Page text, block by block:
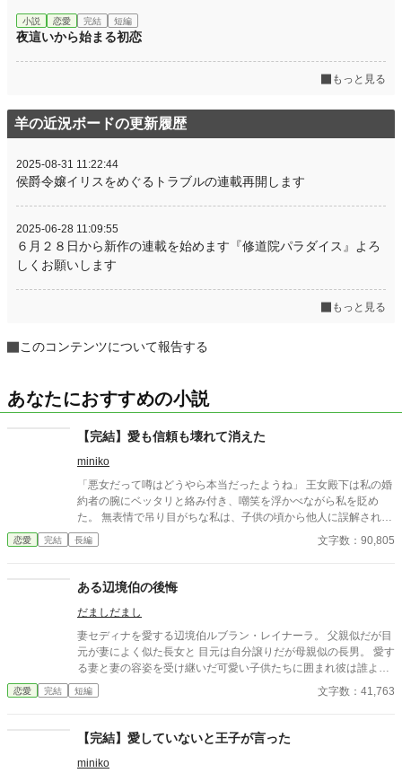
小説 恋愛 完結 短編
夜這いから始まる初恋
もっと見る
羊の近況ボードの更新履歴
2025-08-31 11:22:44
侯爵令嬢イリスをめぐるトラブルの連載再開します
2025-06-28 11:09:55
６月２８日から新作の連載を始めます『修道院パラダイス』よろ
しくお願いします
もっと見る
このコンテンツについて報告する
あなたにおすすめの小説
【完結】愛も信頼も壊れて消えた
miniko
「悪女だって噂はどうやら本当だったようね」 王女殿下は私の婚
約者の腕にベッタリと絡み付き、嘲笑を浮かべながら私を貶め
た。 無表情で吊り目がちな私は、子供の頃から他人に誤解される
事が多かった。 だからと言って、悪女呼ばわりされる筋合いなど
ないのだが･･･。 婚約者は私を庇う事も、王女殿下を振り払うこ
優しい人だと思っていた。 だけど───。 彼の態度を見ている内
に、私の心の奥で何か大切な物が音を立てて壊れた気がした。 ※
感想欄はネタバレ配慮しておりません。ご注意下さい。
恋愛 完結 長編 文字数：90,805
ある辺境伯の後悔
だましだまし
妻セディナを愛する辺境伯ルブラン・レイナーラ。 父親似だが目
元が妻によく似た長女と 目元は自分譲りだが母親似の長男。 愛す
る妻と妻の容姿を受け継いだ可愛い子供たちに囲まれ彼は誰より
も幸せだと思っていた。 愛しい妻が次女を産んで亡くなるまで
は…。
恋愛 完結 短編 文字数：41,763
【完結】愛していないと王子が言った
miniko